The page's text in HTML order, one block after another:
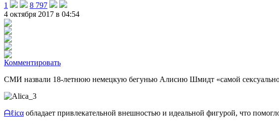
1
8 797
4 октября 2017 в 04:54
Комментировать
СМИ назвали 18-летнюю немецкую бегунью Алисию Шмидт «самой
ᗩℓicα обладает привлекательной внешностью и идеальной фигурой, что